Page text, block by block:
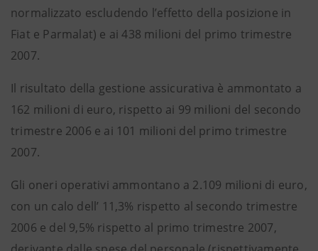
normalizzato escludendo l’effetto della posizione in
Fiat e Parmalat) e ai 438 milioni del primo trimestre
2007.
Il risultato della gestione assicurativa è ammontato a
162 milioni di euro, rispetto ai 99 milioni del secondo
trimestre 2006 e ai 101 milioni del primo trimestre
2007.
Gli oneri operativi ammontano a 2.109 milioni di euro,
con un calo dell’ 11,3% rispetto al secondo trimestre
2006 e del 9,5% rispetto al primo trimestre 2007,